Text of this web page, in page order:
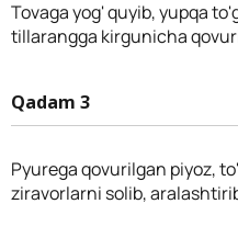
Tovaga yog' quyib, yupqa
tillarangga kirgunicha
Qadam 3
Pyurega qovurilgan piyoz,
ziravorlarni solib,